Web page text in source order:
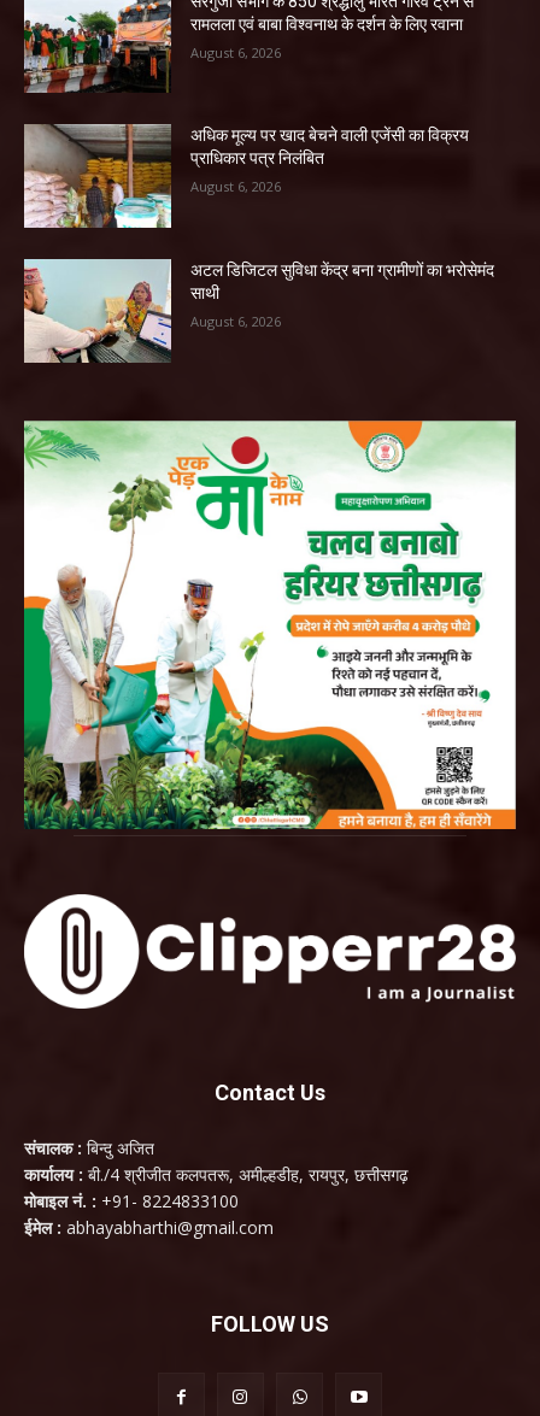
रामलला एवं बाबा विश्वनाथ के दर्शन के लिए रवाना
August 6, 2026
अधिक मूल्य पर खाद बेचने वाली एजेंसी का विक्रय
प्राधिकार पत्र निलंबित
August 6, 2026
अटल डिजिटल सुविधा केंद्र बना ग्रामीणों का भरोसेमंद
साथी
August 6, 2026
Contact Us
संचालक : बिन्दु अजित
कार्यालय : बी./4 श्रीजीत कलपतरू, अमील्हडीह, रायपुर, छत्तीसगढ़
मोबाइल नं. : +91- 8224833100
ईमेल : abhayabharthi@gmail.com
FOLLOW US